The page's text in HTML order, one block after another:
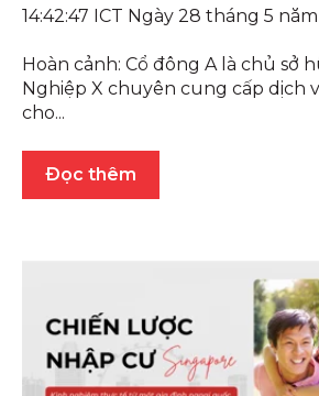
14:42:47 ICT Ngày 28 tháng 5
Hoàn cảnh: Cổ đông A là chủ sở
Nghiệp X chuyên cung cấp dịch
cho...
Đọc thêm